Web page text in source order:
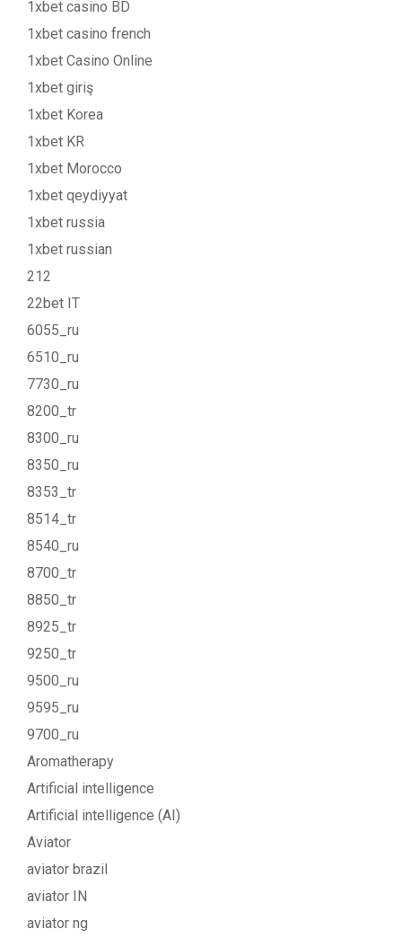
1xbet casino BD
1xbet casino french
1xbet Casino Online
1xbet giriş
1xbet Korea
1xbet KR
1xbet Morocco
1xbet qeydiyyat
1xbet russia
1xbet russian
212
22bet IT
6055_ru
6510_ru
7730_ru
8200_tr
8300_ru
8350_ru
8353_tr
8514_tr
8540_ru
8700_tr
8850_tr
8925_tr
9250_tr
9500_ru
9595_ru
9700_ru
Aromatherapy
Artificial intelligence
Artificial intelligence (AI)
Aviator
aviator brazil
aviator IN
aviator ng